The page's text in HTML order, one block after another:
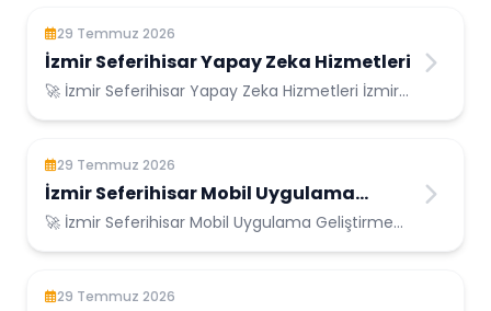
29 Temmuz 2026
İzmir Seferihisar Yapay Zeka Hizmetleri
🚀 İzmir Seferihisar Yapay Zeka Hizmetleri İzmir
29 Temmuz 2026
İzmir Seferihisar Mobil Uygulama
Geliştirme
🚀 İzmir Seferihisar Mobil Uygulama Geliştirme
29 Temmuz 2026